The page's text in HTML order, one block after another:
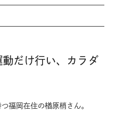
だけ行い、カラダ
福岡在住の楢原梢さん。